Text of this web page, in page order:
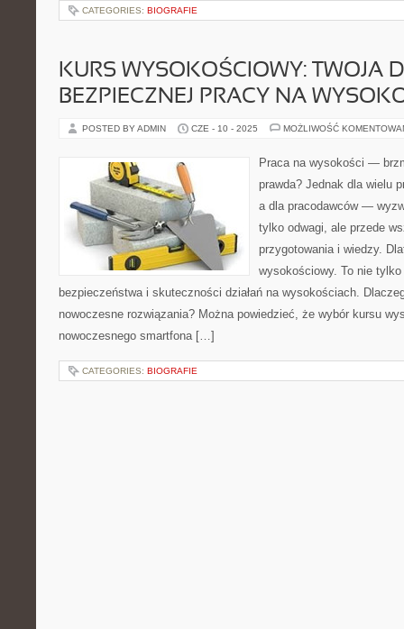
CATEGORIES: BIOGRAFIE
KURS WYSOKOŚCIOWY: TWOJA
BEZPIECZNEJ PRACY NA
POSTED BY ADMIN CZE - 10 - 2025 MOŻLIWOŚĆ
Praca na wysokości —
prawda? Jednak dla wielu
a dla pracodawców —
tylko odwagi, ale przede
przygotowania i wiedzy.
wysokościowy. To nie
bezpieczeństwa i skuteczności działań na wysokościach.
nowoczesne rozwiązania? Można powiedzieć, że wybór kursu
nowoczesnego smartfona […]
CATEGORIES: BIOGRAFIE